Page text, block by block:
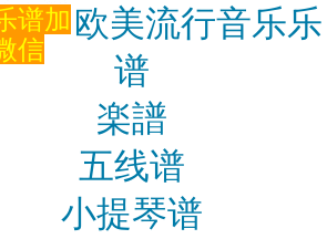
谱加
信
欧美流行音乐乐
谱
楽譜
五线谱
小提琴谱